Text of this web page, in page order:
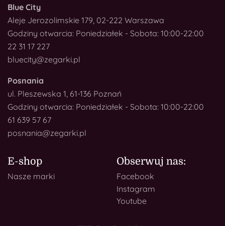
Blue City
Aleje Jerozolimskie 179, 02-222 Warszawa
Godziny otwarcia: Poniedziałek - Sobota: 10:00-22:00
22 31 17 227
bluecity@zegarki.pl
Posnania
ul. Pleszewska 1, 61-136 Poznań
Godziny otwarcia: Poniedziałek - Sobota: 10:00-22:00
61 639 57 67
posnania@zegarki.pl
E-shop
Nasze marki
Obserwuj nas:
Facebook
Instagram
Youtube